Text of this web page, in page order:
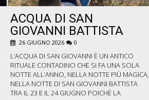
ACQUA DI SAN
GIOVANNI BATTISTA
26 GIUGNO 2026 0
L’ACQUA DI SAN GIOVANNI È UN ANTICO
RITUALE CONTADINO CHE SI FA UNA SOLA
NOTTE ALL’ANNO, NELLA NOTTE PIÙ MAGICA,
NELLA NOTTE DI SAN GIOVANNI BATTISTA
TRA IL 23 E IL 24 GIUGNO POICHÈ LA